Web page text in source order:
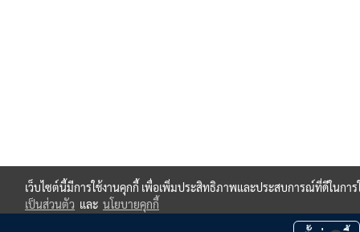
เว็บไซต์นี้มีการใช้งานคุกกี้ เพื่อเพิ่มประสิทธิภาพและประสบการณ์ที่ดีในกา
เป็นส่วนตัว และ นโยบายคุกกี้